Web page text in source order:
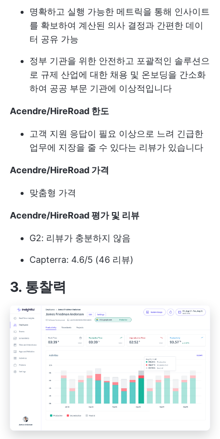
명확하고 실행 가능한 메트릭을 통해 인사이트
를 확보하여 계산된 의사 결정과 간편한 데이
터 공유 가능
정부 기관을 위한 안전하고 포괄적인 솔루션으
로 규제 산업에 대한 채용 및 온보딩을 간소화
하여 공공 부문 기관에 이상적입니다
Acendre/HireRoad 한도
고객 지원 응답이 필요 이상으로 느려 긴급한
업무에 지장을 줄 수 있다는 리뷰가 있습니다
Acendre/HireRoad 가격
맞춤형 가격
Acendre/HireRoad 평가 및 리뷰
G2: 리뷰가 충분하지 않음
Capterra: 4.6/5 (46 리뷰)
3. 통찰력